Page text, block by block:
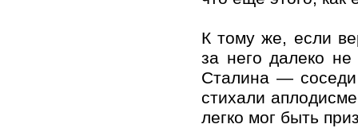
К тому же, если
за него далеко
Сталина — соседи
стихали
легко мог быть